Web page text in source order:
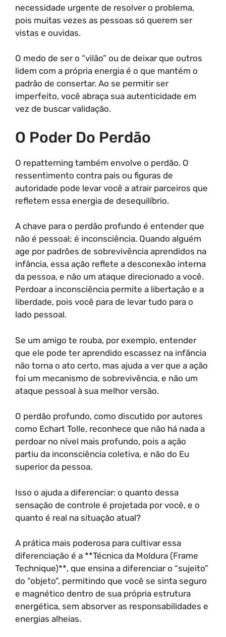
necessidade urgente de resolver o problema,
pois muitas vezes as pessoas só querem ser
vistas e ouvidas.
O medo de ser o “vilão” ou de deixar que outros
lidem com a própria energia é o que mantém o
padrão de consertar. Ao se permitir ser
imperfeito, você abraça sua autenticidade em
vez de buscar validação.
O Poder Do Perdão
O repatterning também envolve o perdão. O
ressentimento contra pais ou figuras de
autoridade pode levar você a atrair parceiros que
refletem essa energia de desequilíbrio.
A chave para o perdão profundo é entender que
não é pessoal; é inconsciência. Quando alguém
age por padrões de sobrevivência aprendidos na
infância, essa ação reflete a desconexão interna
da pessoa, e não um ataque direcionado a você.
Perdoar a inconsciência permite a libertação e a
liberdade, pois você para de levar tudo para o
lado pessoal.
Se um amigo te rouba, por exemplo, entender
que ele pode ter aprendido escassez na infância
não torna o ato certo, mas ajuda a ver que a ação
foi um mecanismo de sobrevivência, e não um
ataque pessoal à sua melhor versão.
O perdão profundo, como discutido por autores
como Echart Tolle, reconhece que não há nada a
perdoar no nível mais profundo, pois a ação
partiu da inconsciência coletiva, e não do Eu
superior da pessoa.
Isso o ajuda a diferenciar: o quanto dessa
sensação de controle é projetada por você, e o
quanto é real na situação atual?
A prática mais poderosa para cultivar essa
diferenciação é a **Técnica da Moldura (Frame
Technique)**, que ensina a diferenciar o “sujeito”
do “objeto”, permitindo que você se sinta seguro
e magnético dentro de sua própria estrutura
energética, sem absorver as responsabilidades e
energias alheias.